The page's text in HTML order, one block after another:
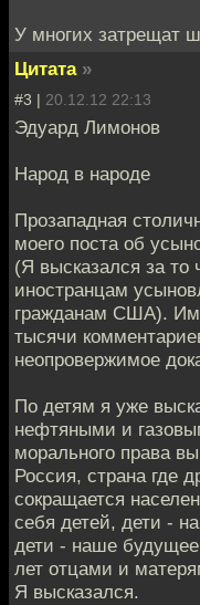
У многих затрещат
Цитата »
#3 | 20.12.12 22:13
Эдуард Лимонов
Народ в народе
Прозападная
моего поста об
(Я высказался за
иностранцам
гражданам США).
тысячи
неопровержимoе
По детям я уже
нефтяными и
морального права
Россия, страна где
сокращается
себя детей, дети -
дети - наше
лет отцами и
Я высказался.